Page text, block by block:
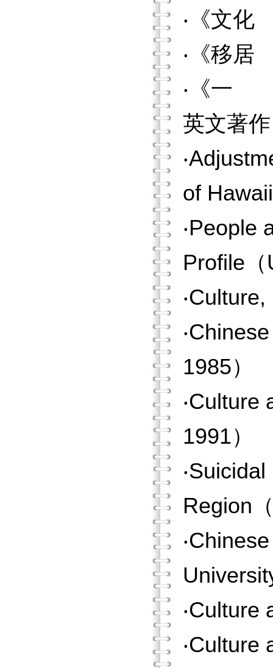
‧《文
‧《移居
‧《一
英文著
of
‧People
Profile
1985）
‧Culture
1991）
Region
‧Culture
‧Culture